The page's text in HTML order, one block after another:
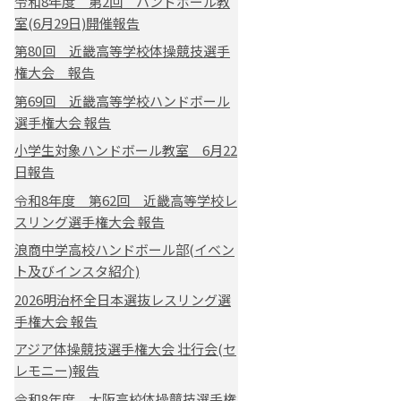
室(6月29日)開催報告
第80回 近畿高等学校体操競技選手
権大会 報告
第69回 近畿高等学校ハンドボール
選手権大会 報告
小学生対象ハンドボール教室 6月22
日報告
令和8年度 第62回 近畿高等学校レ
スリング選手権大会 報告
浪商中学高校ハンドボール部(イベン
ト及びインスタ紹介)
2026明治杯全日本選抜レスリング選
手権大会 報告
アジア体操競技選手権大会 壮行会(セ
レモニー)報告